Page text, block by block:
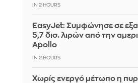
IN 2 HOURS
EasyJet: Συμφώνησε σε
5,7 δισ. λιρών από την
Apollo
IN 2 HOURS
Χωρίς ενεργό μέτωπο η